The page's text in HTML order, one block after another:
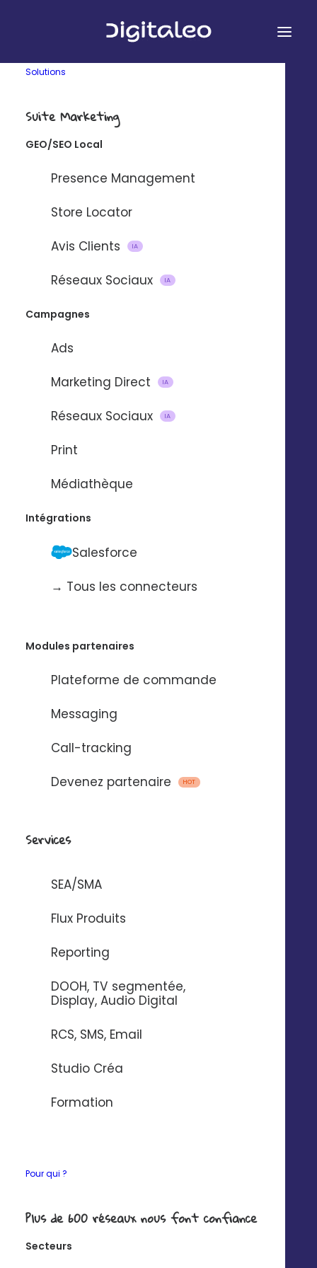
Solutions
Suite Marketing
GEO/SEO Local
Presence Management
Store Locator
Avis Clients
IA
Réseaux Sociaux IA
Campagnes
Ads
Marketing Direct
IA
Réseaux Sociaux IA
Print
Médiathèque
Intégrations
Salesforce
→ Tous les connecteurs
Modules partenaires
Plateforme de commande
Messaging
Call-tracking
Devenez partenaire
HOT
Services
SEA/SMA
Flux Produits
Reporting
DOOH, TV segmentée,
Display, Audio Digital
RCS, SMS, Email
Studio Créa
Formation
Pour qui ?
Plus de 600 réseaux nous font confiance
Secteurs
&
Connectez Digitaleo et Typeform à
l’aide de notre plateforme
d’intégration partenaire Zapier.
Import et mise à jour de
Pour automatiser l’import et la mise à
jour de contacts d’une application à
messages vocaux
entre Digitaleo et votre application.
Si vous souhaitez en savoir plus sur nos connecteurs,
contactez-nous
Ce que vous pourrez
faire avec
unilatérale